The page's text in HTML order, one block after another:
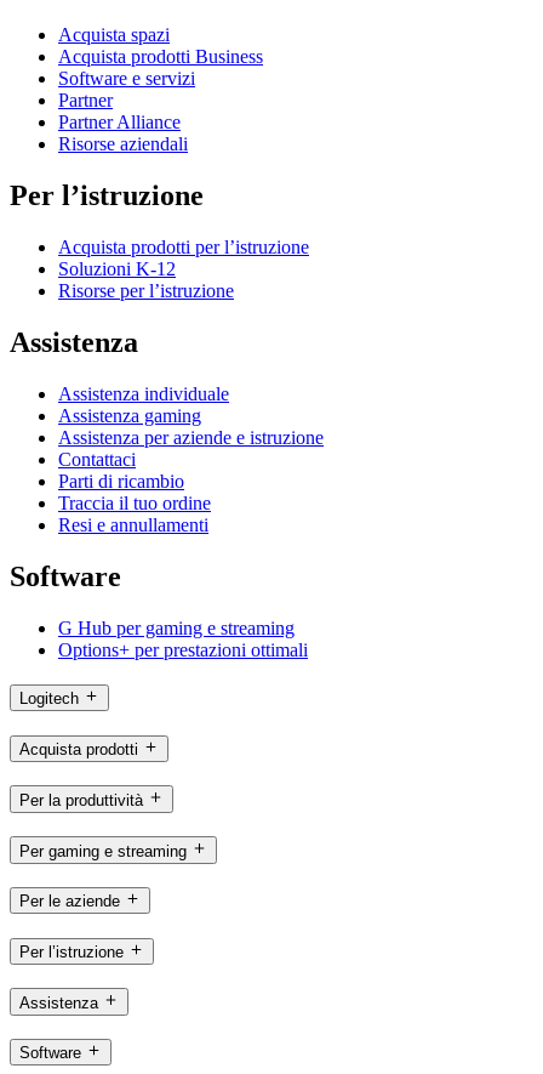
Acquista spazi
Acquista prodotti Business
Software e servizi
Partner
Partner Alliance
Risorse aziendali
Per l’istruzione
Acquista prodotti per l’istruzione
Soluzioni K-12
Risorse per l’istruzione
Assistenza
Assistenza individuale
Assistenza gaming
Assistenza per aziende e istruzione
Contattaci
Parti di ricambio
Traccia il tuo ordine
Resi e annullamenti
Software
G Hub per gaming e streaming
Options+ per prestazioni ottimali
Logitech
Acquista prodotti
Per la produttività
Per gaming e streaming
Per le aziende
Per l’istruzione
Assistenza
Software